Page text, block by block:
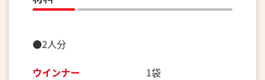
●2人分
ウインナー 1袋